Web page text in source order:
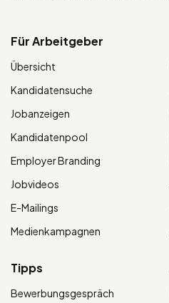
Für Arbeitgeber
Übersicht
Kandidatensuche
Jobanzeigen
Kandidatenpool
Employer Branding
Jobvideos
E-Mailings
Medienkampagnen
Tipps
Bewerbungsgespräch